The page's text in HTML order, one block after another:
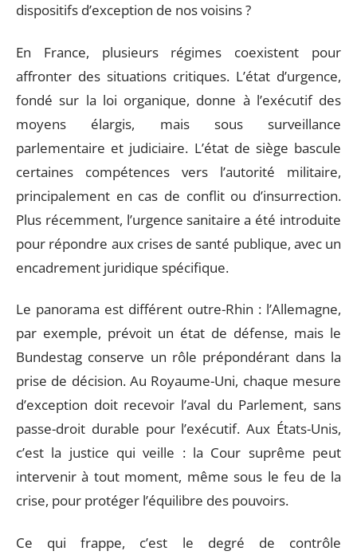
dispositifs d’exception de nos voisins ?
En France, plusieurs régimes coexistent pour
affronter des situations critiques. L’état d’urgence,
fondé sur la loi organique, donne à l’exécutif des
moyens élargis, mais sous surveillance
parlementaire et judiciaire. L’état de siège bascule
certaines compétences vers l’autorité militaire,
principalement en cas de conflit ou d’insurrection.
Plus récemment, l’urgence sanitaire a été introduite
pour répondre aux crises de santé publique, avec un
encadrement juridique spécifique.
Le panorama est différent outre-Rhin : l’Allemagne,
par exemple, prévoit un état de défense, mais le
Bundestag conserve un rôle prépondérant dans la
prise de décision. Au Royaume-Uni, chaque mesure
d’exception doit recevoir l’aval du Parlement, sans
passe-droit durable pour l’exécutif. Aux États-Unis,
c’est la justice qui veille : la Cour suprême peut
intervenir à tout moment, même sous le feu de la
crise, pour protéger l’équilibre des pouvoirs.
Ce qui frappe, c’est le degré de contrôle